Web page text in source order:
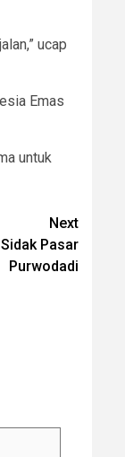
ucap
Emas
untuk
Next
Pasar
Purwodadi